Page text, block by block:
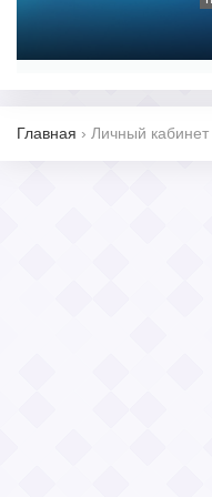
Главная › Личный кабинет